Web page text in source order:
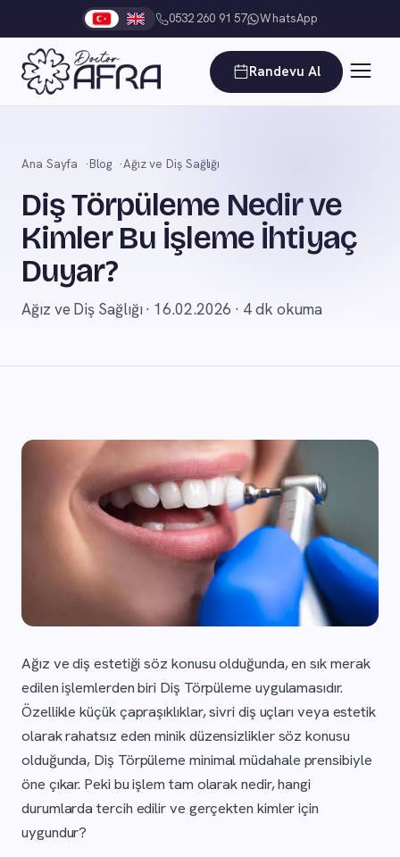
0532 260 91 57 WhatsApp
Randevu Al
Ana Sayfa Blog Ağız ve Diş Sağlığı
Diş Törpüleme Nedir ve
Kimler Bu İşleme İhtiyaç
Duyar?
Ağız ve Diş Sağlığı · 16.02.2026 · 4 dk okuma
Ağız ve diş estetiği söz konusu olduğunda, en sık merak
edilen işlemlerden biri Diş Törpüleme uygulamasıdır.
Özellikle küçük çapraşıklıklar, sivri diş uçları veya estetik
olarak rahatsız eden minik düzensizlikler söz konusu
olduğunda, Diş Törpüleme minimal müdahale prensibiyle
öne çıkar. Peki bu işlem tam olarak nedir, hangi
durumlarda tercih edilir ve gerçekten kimler için
uygundur?